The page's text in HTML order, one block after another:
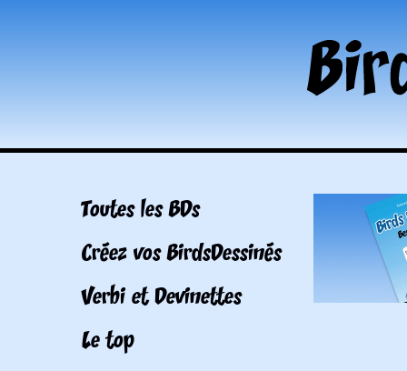
Toutes les BDs
Créez vos BirdsDessinés
Verbi et Devinettes
Le top